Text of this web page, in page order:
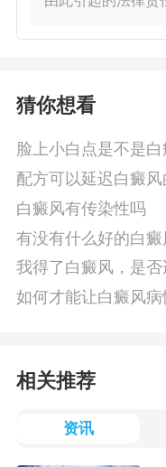
猜你想看
脸上小白点是不是白
配方可以延迟白癜
白癜风有传染性吗
有没有什么好的白
我得了白癜风，是
如何才能让白癜风
相关推荐
资讯